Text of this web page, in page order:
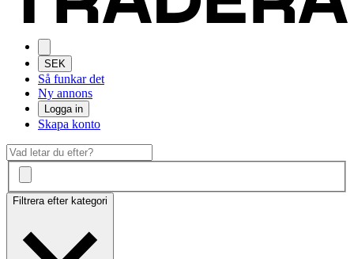
SEK
Så funkar det
Ny annons
Logga in
Skapa konto
Filtrera efter kategori